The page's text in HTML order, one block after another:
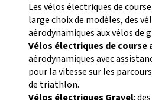
Les vélos électriques de
large choix de modèles, des
aérodynamiques aux vélos de
Vélos électriques de course
aérodynamiques avec
pour la vitesse sur les
de triathlon.